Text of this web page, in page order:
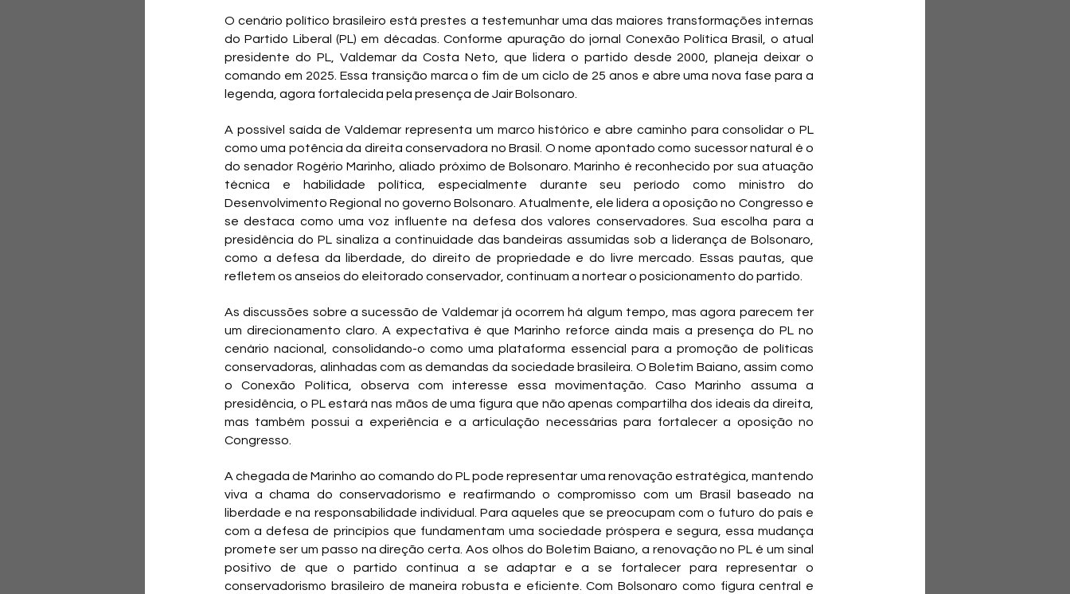
O cenário político brasileiro está prestes a testemunhar uma das maiores transformações internas
do Partido Liberal (PL) em décadas. Conforme apuração do jornal Conexão Política Brasil, o atual
presidente do PL, Valdemar da Costa Neto, que lidera o partido desde 2000, planeja deixar o
comando em 2025. Essa transição marca o fim de um ciclo de 25 anos e abre uma nova fase para a
legenda, agora fortalecida pela presença de Jair Bolsonaro.
A possível saída de Valdemar representa um marco histórico e abre caminho para consolidar o PL
como uma potência da direita conservadora no Brasil. O nome apontado como sucessor natural é o
do senador Rogério Marinho, aliado próximo de Bolsonaro. Marinho é reconhecido por sua atuação
técnica e habilidade política, especialmente durante seu período como ministro do
Desenvolvimento Regional no governo Bolsonaro. Atualmente, ele lidera a oposição no Congresso e
se destaca como uma voz influente na defesa dos valores conservadores. Sua escolha para a
presidência do PL sinaliza a continuidade das bandeiras assumidas sob a liderança de Bolsonaro,
como a defesa da liberdade, do direito de propriedade e do livre mercado. Essas pautas, que
refletem os anseios do eleitorado conservador, continuam a nortear o posicionamento do partido.
As discussões sobre a sucessão de Valdemar já ocorrem há algum tempo, mas agora parecem ter
um direcionamento claro. A expectativa é que Marinho reforce ainda mais a presença do PL no
cenário nacional, consolidando-o como uma plataforma essencial para a promoção de políticas
conservadoras, alinhadas com as demandas da sociedade brasileira. O Boletim Baiano, assim como
o Conexão Política, observa com interesse essa movimentação. Caso Marinho assuma a
presidência, o PL estará nas mãos de uma figura que não apenas compartilha dos ideais da direita,
mas também possui a experiência e a articulação necessárias para fortalecer a oposição no
Congresso.
A chegada de Marinho ao comando do PL pode representar uma renovação estratégica, mantendo
viva a chama do conservadorismo e reafirmando o compromisso com um Brasil baseado na
liberdade e na responsabilidade individual. Para aqueles que se preocupam com o futuro do país e
com a defesa de princípios que fundamentam uma sociedade próspera e segura, essa mudança
promete ser um passo na direção certa. Aos olhos do Boletim Baiano, a renovação no PL é um sinal
positivo de que o partido continua a se adaptar e a se fortalecer para representar o
conservadorismo brasileiro de maneira robusta e eficiente. Com Bolsonaro como figura central e